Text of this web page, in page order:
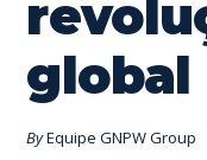
global
ByEquipe GNPW Group